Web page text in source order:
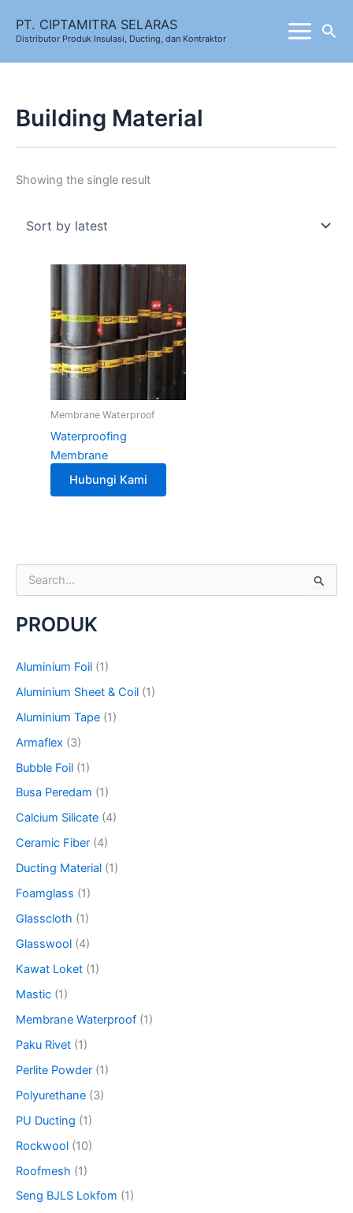
content
PT. CIPTAMITRA SELARAS
Distributor Produk Insulasi, Ducting, dan Kontraktor
Building Material
Showing the single result
Membrane Waterproof
Waterproofing
Membrane
Hubungi Kami
e
f
o
:
PRODUK
Aluminium Foil (1)
Aluminium Sheet & Coil (1)
Aluminium Tape (1)
Armaflex (3)
Bubble Foil (1)
Busa Peredam (1)
Calcium Silicate (4)
Ceramic Fiber (4)
Ducting Material (1)
Foamglass (1)
Glasscloth (1)
Glasswool (4)
Kawat Loket (1)
Mastic (1)
Membrane Waterproof (1)
Paku Rivet (1)
Perlite Powder (1)
Polyurethane (3)
PU Ducting (1)
Rockwool (10)
Roofmesh (1)
Seng BJLS Lokfom (1)